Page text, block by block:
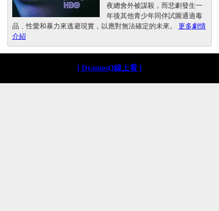
夜總會外被謀殺，而悲劇發生一
年後其他青少年同伴試圖通過毒
品﹑性愛和暴力來逃避現實，以應對無法確定的未來。 更多劇情
介紹
[ DramasQ線上看 ]